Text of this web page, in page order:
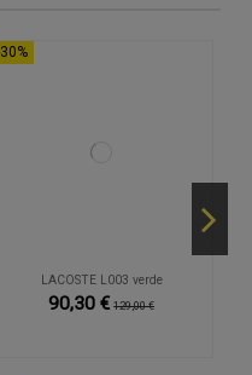
LACOSTE L003 verde
90,30 € 129,00 €